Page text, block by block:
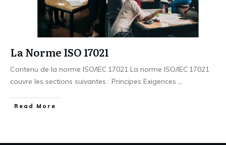
La Norme ISO 17021
Contenu de la norme ISO/IEC 17021 La norme ISO/IEC 17021
couvre les sections suivantes : Principes Exigences ...
Read More